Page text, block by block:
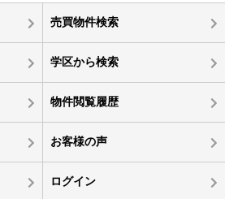
売買物件検索
学区から検索
物件閲覧履歴
お客様の声
ログイン